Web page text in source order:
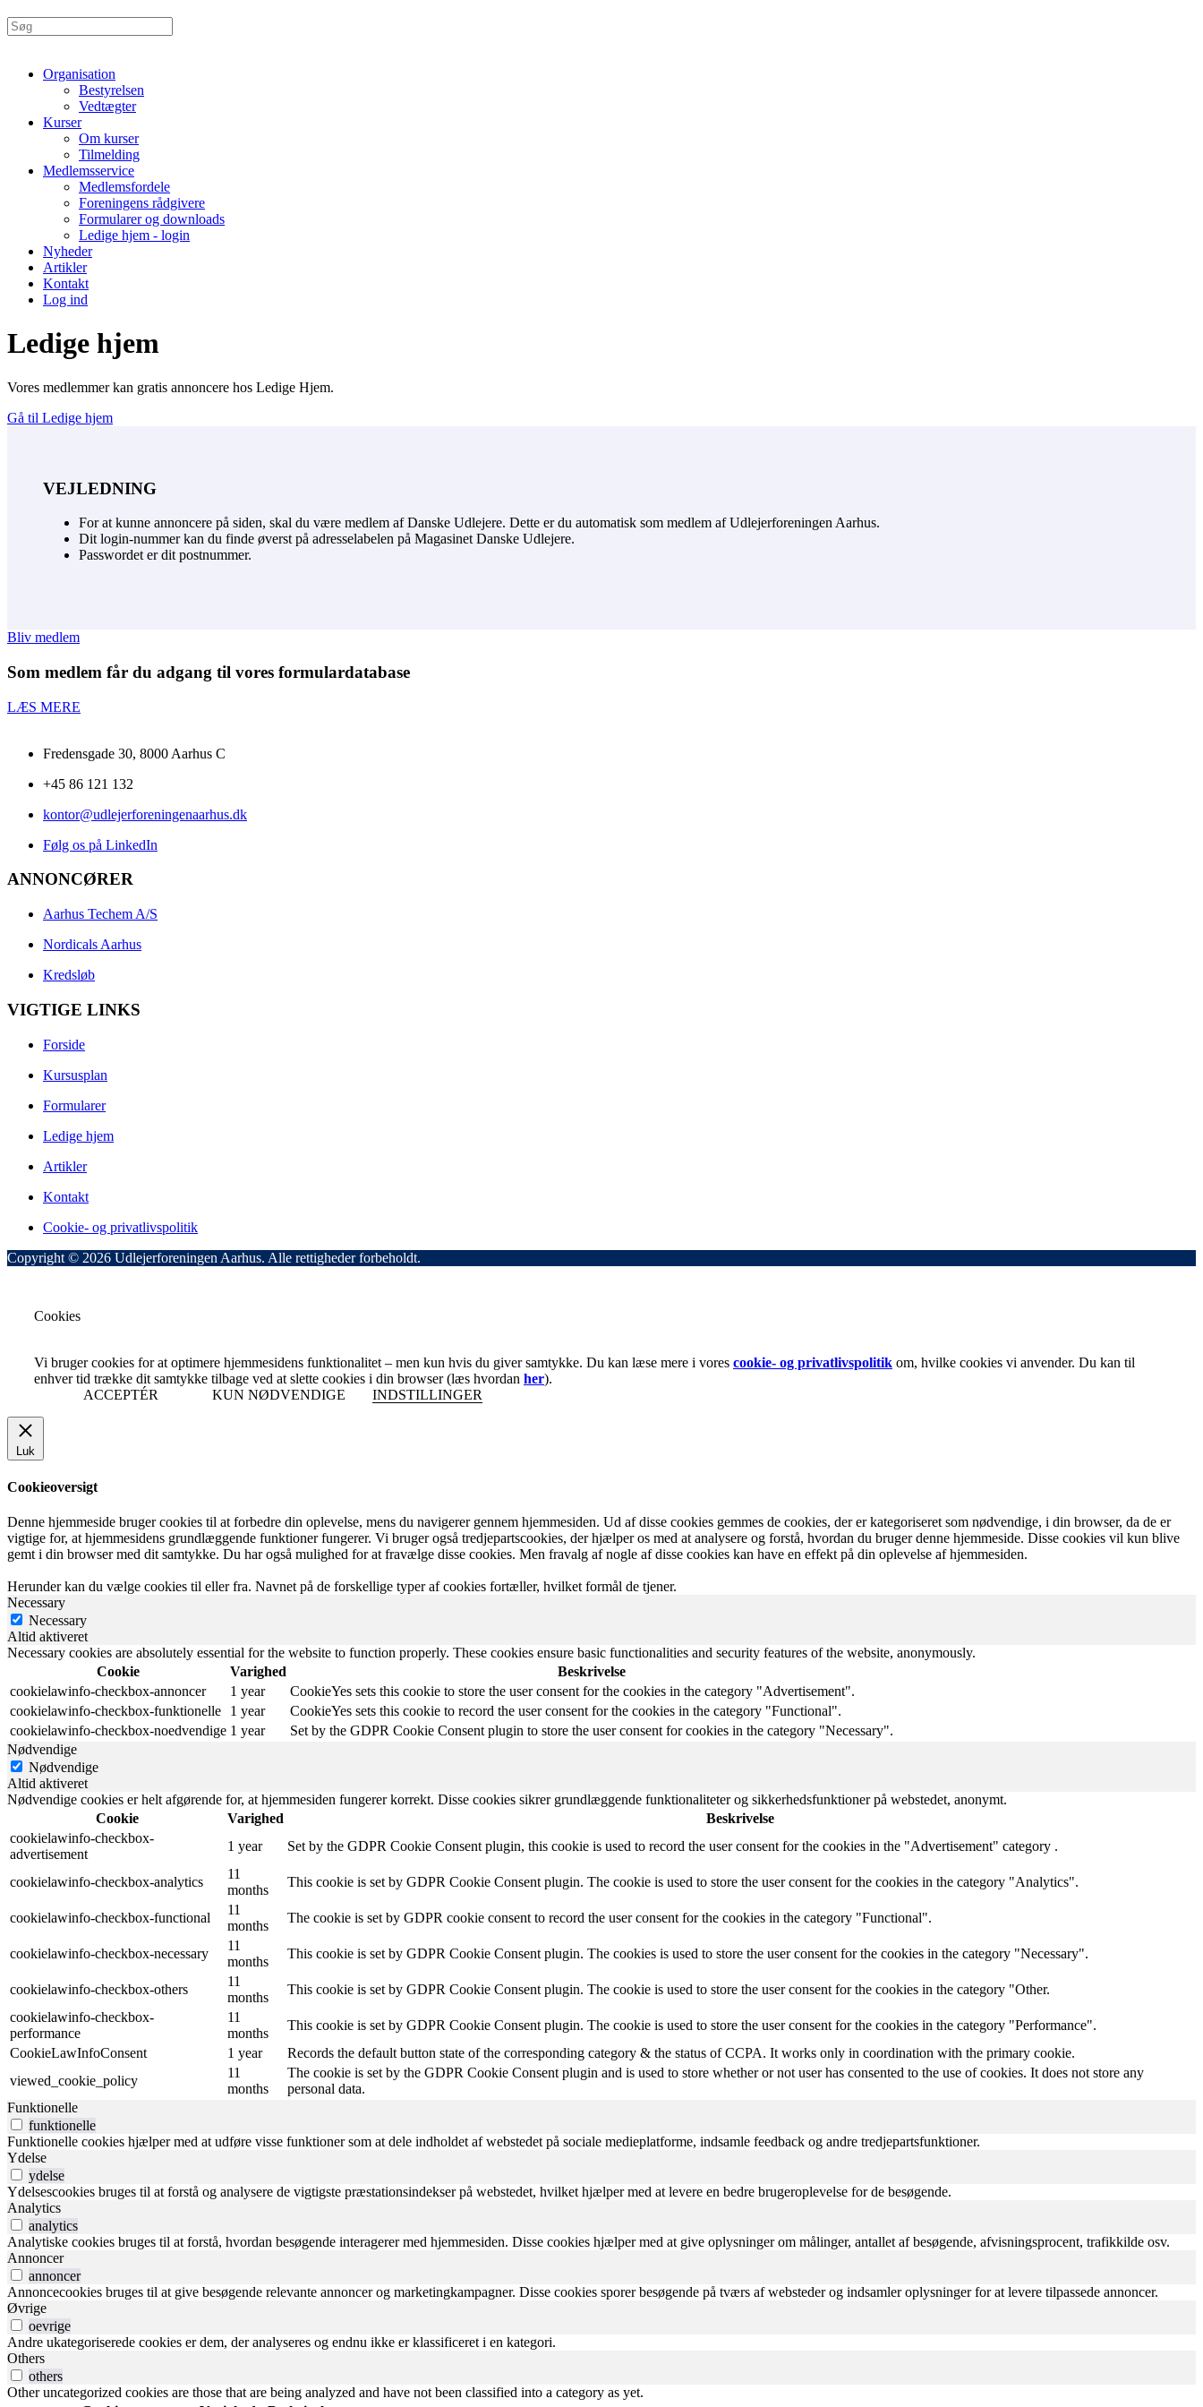
Organisation
Bestyrelsen
Vedtægter
Kurser
Om kurser
Tilmelding
Medlemsservice
Medlemsfordele
Foreningens rådgivere
Formularer og downloads
Ledige hjem - login
Nyheder
Artikler
Kontakt
Log ind
Ledige hjem
Vores medlemmer kan gratis annoncere hos Ledige Hjem.
Gå til Ledige hjem
VEJLEDNING
For at kunne annoncere på siden, skal du være medlem af Danske Udlejere. Dette er du automatisk som medlem af Udlejerforeningen Aarhus.
Dit login-nummer kan du finde øverst på adresselabelen på Magasinet Danske Udlejere.
Passwordet er dit postnummer.
Bliv medlem
Som medlem får du adgang til vores formular­database
LÆS MERE
Fredensgade 30, 8000 Aarhus C
+45 86 121 132
kontor@udlejerforeningenaarhus.dk
Følg os på LinkedIn
ANNONCØRER
Aarhus Techem A/S
Nordicals Aarhus
Kredsløb
VIGTIGE LINKS
Forside
Kursusplan
Formularer
Ledige hjem
Artikler
Kontakt
Cookie- og privatlivspolitik
Copyright © 2026 Udlejerforeningen Aarhus. Alle rettigheder forbeholdt.
Cookies
Vi bruger cookies for at optimere hjemmesidens funktionalitet – men kun hvis du giver samtykke. Du kan læse mere i vores cookie- og privatlivspolitik om, hvilke cookies vi anvender. Du kan til
enhver tid trække dit samtykke tilbage ved at slette cookies i din browser (læs hvordan her).
ACCEPTÉR
KUN NØDVENDIGE INDSTILLINGER
Luk
Cookieoversigt
Denne hjemmeside bruger cookies til at forbedre din oplevelse, mens du navigerer gennem hjemmesiden. Ud af disse cookies gemmes de cookies, der er kategoriseret som nødvendige, i din browser, da de er
vigtige for, at hjemmesidens grundlæggende funktioner fungerer. Vi bruger også tredjepartscookies, der hjælper os med at analysere og forstå, hvordan du bruger denne hjemmeside. Disse cookies vil kun blive
gemt i din browser med dit samtykke. Du har også mulighed for at fravælge disse cookies. Men fravalg af nogle af disse cookies kan have en effekt på din oplevelse af hjemmesiden.
Herunder kan du vælge cookies til eller fra. Navnet på de forskellige typer af cookies fortæller, hvilket formål de tjener.
Necessary
Necessary
Altid aktiveret
Necessary cookies are absolutely essential for the website to function properly. These cookies ensure basic functionalities and security features of the website, anonymously.
Cookie
Varighed
Beskrivelse
cookielawinfo-checkbox-annoncer
1 year
CookieYes sets this cookie to store the user consent for the cookies in the category "Advertisement".
cookielawinfo-checkbox-funktionelle
1 year
CookieYes sets this cookie to record the user consent for the cookies in the category "Functional".
cookielawinfo-checkbox-noedvendige 1 year
Set by the GDPR Cookie Consent plugin to store the user consent for cookies in the category "Necessary".
Nødvendige
Nødvendige
Altid aktiveret
Nødvendige cookies er helt afgørende for, at hjemmesiden fungerer korrekt. Disse cookies sikrer grundlæggende funktionaliteter og sikkerhedsfunktioner på webstedet, anonymt.
Cookie
Varighed
Beskrivelse
cookielawinfo-checkbox-
advertisement
1 year Set by the GDPR Cookie Consent plugin, this cookie is used to record the user consent for the cookies in the "Advertisement" category .
cookielawinfo-checkbox-analytics
11
months
This cookie is set by GDPR Cookie Consent plugin. The cookie is used to store the user consent for the cookies in the category "Analytics".
cookielawinfo-checkbox-functional
11
months
The cookie is set by GDPR cookie consent to record the user consent for the cookies in the category "Functional".
cookielawinfo-checkbox-necessary
11
months
This cookie is set by GDPR Cookie Consent plugin. The cookies is used to store the user consent for the cookies in the category "Necessary".
cookielawinfo-checkbox-others
11
months
This cookie is set by GDPR Cookie Consent plugin. The cookie is used to store the user consent for the cookies in the category "Other.
cookielawinfo-checkbox-
performance
11
months
This cookie is set by GDPR Cookie Consent plugin. The cookie is used to store the user consent for the cookies in the category "Performance".
CookieLawInfoConsent
1 year
Records the default button state of the corresponding category & the status of CCPA. It works only in coordination with the primary cookie.
viewed_cookie_policy
11
months
The cookie is set by the GDPR Cookie Consent plugin and is used to store whether or not user has consented to the use of cookies. It does not store any
personal data.
Funktionelle
funktionelle
Funktionelle cookies hjælper med at udføre visse funktioner som at dele indholdet af webstedet på sociale medieplatforme, indsamle feedback og andre tredjepartsfunktioner.
Ydelse
ydelse
Ydelsescookies bruges til at forstå og analysere de vigtigste præstationsindekser på webstedet, hvilket hjælper med at levere en bedre brugeroplevelse for de besøgende.
Analytics
analytics
Analytiske cookies bruges til at forstå, hvordan besøgende interagerer med hjemmesiden. Disse cookies hjælper med at give oplysninger om målinger, antallet af besøgende, afvisningsprocent, trafikkilde osv.
Annoncer
annoncer
Annoncecookies bruges til at give besøgende relevante annoncer og marketingkampagner. Disse cookies sporer besøgende på tværs af websteder og indsamler oplysninger for at levere tilpassede annoncer.
Øvrige
oevrige
Andre ukategoriserede cookies er dem, der analyseres og endnu ikke er klassificeret i en kategori.
Others
others
Other uncategorized cookies are those that are being analyzed and have not been classified into a category as yet.